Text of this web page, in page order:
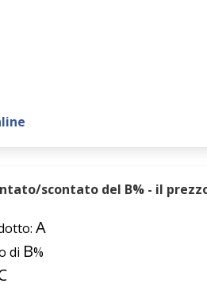
scontato del B% - il
A
di B%